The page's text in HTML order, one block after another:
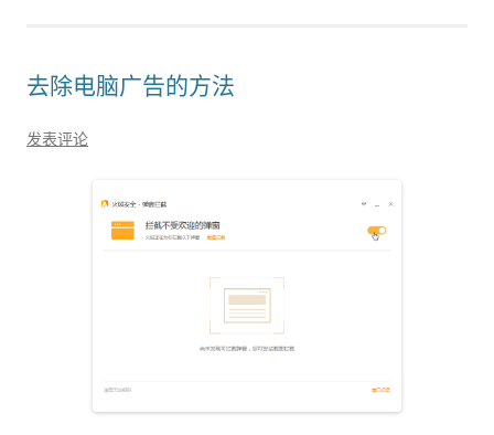
去除电脑广告的方法
发表评论